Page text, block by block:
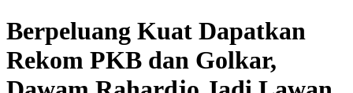
Berpeluang Kuat Dapatkan
Rekom PKB dan Golkar,